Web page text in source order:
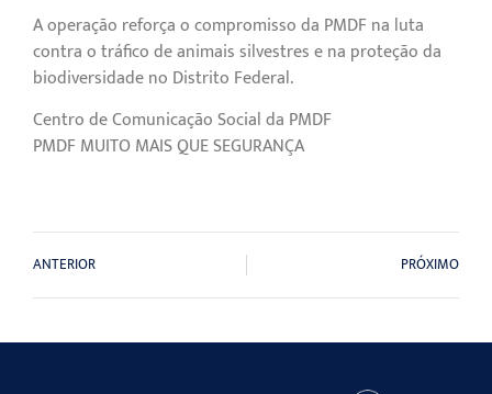
A operação reforça o compromisso da PMDF na luta
contra o tráfico de animais silvestres e na proteção da
biodiversidade no Distrito Federal.
Centro de Comunicação Social da PMDF
PMDF MUITO MAIS QUE SEGURANÇA
ANTERIOR PRÓXIMO